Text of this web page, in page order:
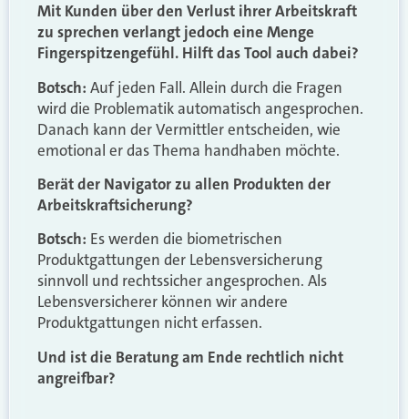
Mit Kunden über den Verlust ihrer Arbeitskraft
zu sprechen verlangt jedoch eine Menge
Fingerspitzengefühl. Hilft das Tool auch dabei?
Botsch: Auf jeden Fall. Allein durch die Fragen
wird die Problematik automatisch angesprochen.
Danach kann der Vermittler entscheiden, wie
emotional er das Thema handhaben möchte.
Berät der Navigator zu allen Produkten der
Arbeitskraftsicherung?
Botsch: Es werden die biometrischen
Produktgattungen der Lebensversicherung
sinnvoll und rechtssicher angesprochen. Als
Lebensversicherer können wir andere
Produktgattungen nicht erfassen.
Und ist die Beratung am Ende rechtlich nicht
angreifbar?